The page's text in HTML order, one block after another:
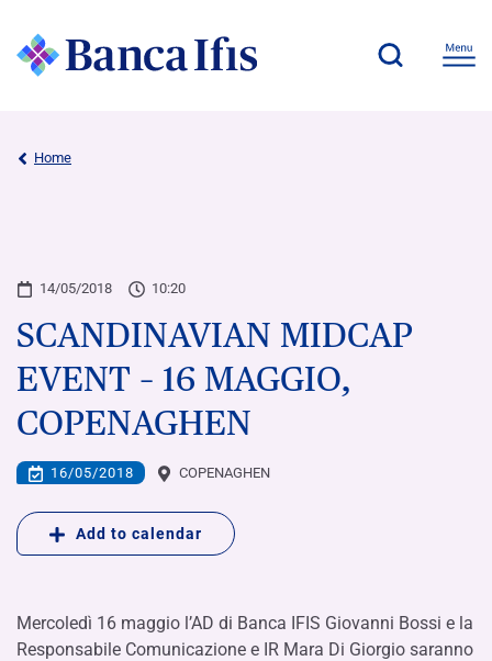
Home
14/05/2018 10:20
SCANDINAVIAN MIDCAP
EVENT – 16 MAGGIO,
COPENAGHEN
16/05/2018 COPENAGHEN
Add to calendar
Mercoledì 16 maggio l’AD di Banca IFIS Giovanni Bossi e la
Responsabile Comunicazione e IR Mara Di Giorgio saranno